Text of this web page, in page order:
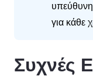
για κάθε
Συχνές